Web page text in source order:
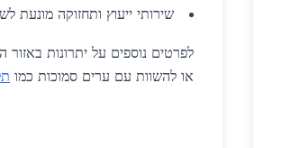
שירותי ייעוץ ותחזוקה מונעת
לפרטים נוספים על יתרונות באזור
או להשוות עם ערים סמוכות כמו